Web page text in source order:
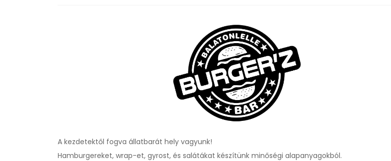
A kezdetektől fogva állatbarát hely vagyunk!
Hamburgereket, wrap-et, gyrost, és salátákat készítünk minőségi alapanyagokból.